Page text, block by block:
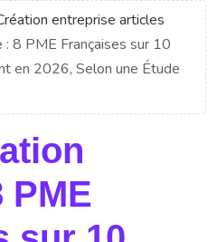
entreprise articles
8 PME Françaises sur 10
en 2026, Selon une Étude
PME